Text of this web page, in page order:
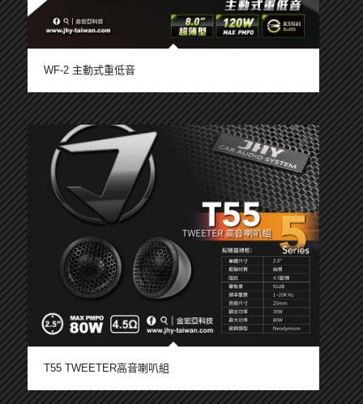
WF-2 主動式重低音
T55 TWEETER高音喇叭組